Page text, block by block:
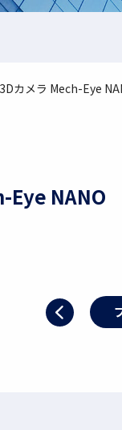
カメラ Mech-Eye
Eye NANO